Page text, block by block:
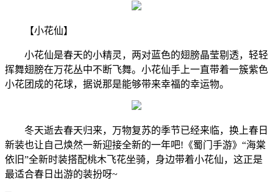
【小花仙】
小花仙是春天的小精灵，两对蓝色的翅膀晶莹剔透，轻轻
挥舞翅膀在万花丛中不断飞舞。小花仙手上一直带着一簇紫色
小花团成的花球，据说那是能够带来幸福的幸运物。
冬天逝去春天归来，万物复苏的季节已经来临，换上春日
新装也让自己焕然一新迎接全新的一年吧!《蜀门手游》“海棠
依旧”全新时装搭配桃木飞花坐骑，身边带着小花仙，这正是
最适合春日出游的装扮呀~